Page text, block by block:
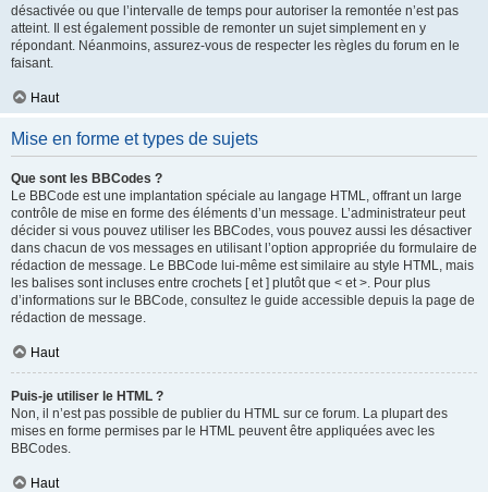
désactivée ou que l’intervalle de temps pour autoriser la remontée n’est pas
atteint. Il est également possible de remonter un sujet simplement en y
répondant. Néanmoins, assurez-vous de respecter les règles du forum en le
faisant.
Haut
Mise en forme et types de sujets
Que sont les BBCodes ?
Le BBCode est une implantation spéciale au langage HTML, offrant un large
contrôle de mise en forme des éléments d’un message. L’administrateur peut
décider si vous pouvez utiliser les BBCodes, vous pouvez aussi les désactiver
dans chacun de vos messages en utilisant l’option appropriée du formulaire de
rédaction de message. Le BBCode lui-même est similaire au style HTML, mais
les balises sont incluses entre crochets [ et ] plutôt que < et >. Pour plus
d’informations sur le BBCode, consultez le guide accessible depuis la page de
rédaction de message.
Haut
Puis-je utiliser le HTML ?
Non, il n’est pas possible de publier du HTML sur ce forum. La plupart des
mises en forme permises par le HTML peuvent être appliquées avec les
BBCodes.
Haut